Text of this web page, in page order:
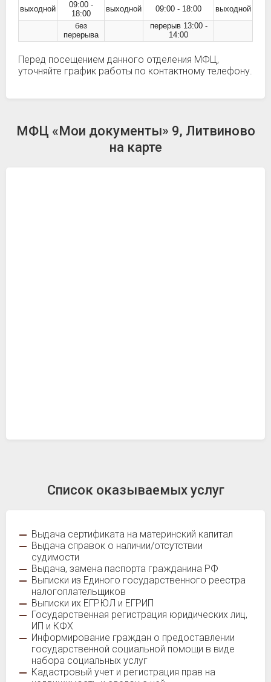
выходной
09:00 -
18:00
выходной 09:00 - 18:00
выходной
без
перерыва
перерыв 13:00 -
14:00
Перед посещением данного отделения МФЦ,
уточняйте график работы по контактному телефону.
МФЦ «Мои документы» 9, Литвиново
на карте
Список оказываемых услуг
Выдача сертификата на материнский капитал
Выдача справок о наличии/отсутствии
судимости
Выдача, замена паспорта гражданина РФ
Выписки из Единого государственного реестра
налогоплательщиков
Выписки их ЕГРЮЛ и ЕГРИП
Государственная регистрация юридических лиц,
ИП и КФХ
Информирование граждан о предоставлении
государственной социальной помощи в виде
набора социальных услуг
Кадастровый учет и регистрация прав на